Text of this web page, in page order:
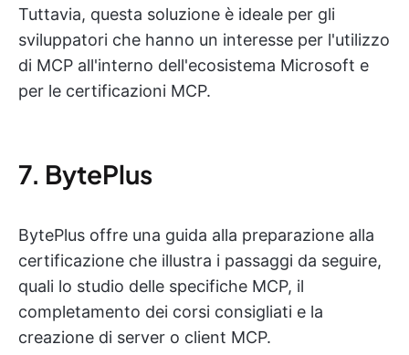
Tuttavia, questa soluzione è ideale per gli
sviluppatori che hanno un interesse per l'utilizzo
di MCP all'interno dell'ecosistema Microsoft e
per le certificazioni MCP.
7. BytePlus
BytePlus offre una guida alla preparazione alla
certificazione che illustra i passaggi da seguire,
quali lo studio delle specifiche MCP, il
completamento dei corsi consigliati e la
creazione di server o client MCP.